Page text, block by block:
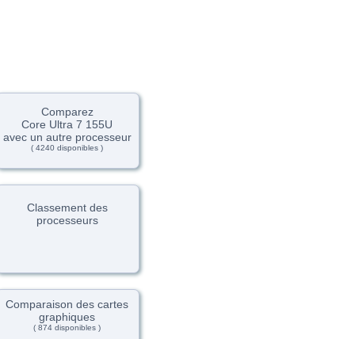
Comparez
Core Ultra 7 155U
avec un autre processeur
( 4240 disponibles )
Classement des
processeurs
Comparaison des cartes
graphiques
( 874 disponibles )